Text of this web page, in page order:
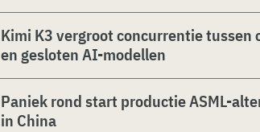
Kimi K3 vergroot concurrentie tussen
en gesloten AI-modellen
Paniek rond start productie ASML-
in China